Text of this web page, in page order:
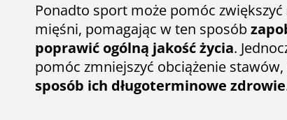
Ponadto sport może pomóc zwiększyć
mięśni, pomagając w ten sposób
poprawić ogólną jakość życia.
pomóc zmniejszyć obciążenie
sposób ich długoterminowe zdrowie